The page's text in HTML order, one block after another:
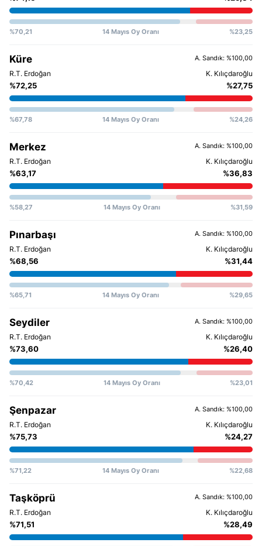
%70,21 14 Mayıs Oy Oranı %23,25
Küre
%72,25
%67,78 14 Mayıs Oy Oranı %24,26
%27,75
A. Sandık: %100,00
Merkez
%63,17
%58,27 14 Mayıs Oy Oranı %31,59
%36,83
A. Sandık: %100,00
Pınarbaşı
%68,56
%65,71 14 Mayıs Oy Oranı %29,65
%31,44
A. Sandık: %100,00
Seydiler
%73,60
%70,42 14 Mayıs Oy Oranı %23,01
%26,40
A. Sandık: %100,00
Şenpazar
%75,73
%71,22 14 Mayıs Oy Oranı %22,68
%24,27
A. Sandık: %100,00
Taşköprü
%71,51 %28,49
A. Sandık: %100,00